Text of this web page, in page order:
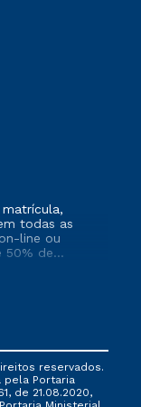
todas as
line ou
50% de
tenham
uma das
e
reservados.
pela Portaria
de 21.08.2020,